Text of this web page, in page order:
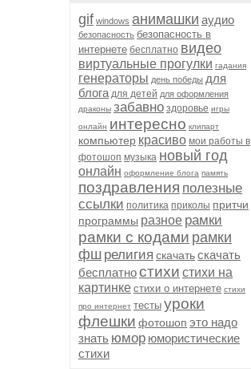
gif windows анимашки аудио
безопасность безопасность в
интернете бесплатно видео
виртуальные прогулки гадания
генераторы день победы для
блога для детей для оформления
драконы забавно здоровье игры
онлайн интересно клипарт
компьютер красиво мои работы в
фотошоп музыка новый год
онлайн оформление блога память
поздравления полезные
ссылки политика приколы притчи
программы разное рамки
рамки с кодами рамки
фш религия скачатьскачать
бесплатностихи стихи на
картинке стихи о интернете стихи
про интернет тесты уроки
флешки фотошоп это надо
знать юмор юмористические
стихи